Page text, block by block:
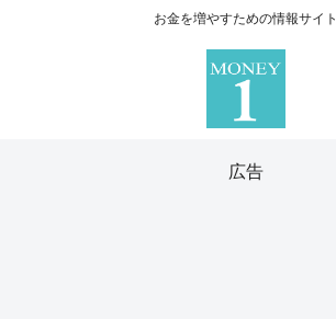
お金を増やすための情報サイト
広告